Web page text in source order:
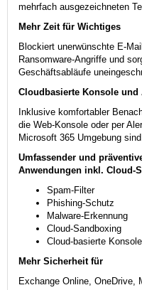
mehrfach ausgezeichneten
Mehr Zeit für Wichtiges
Blockiert unerwünschte E-
Ransomware-Angriffe und
Geschäftsabläufe
Cloudbasierte Konsole und
Inklusive komfortabler
die Web-Konsole oder per
Microsoft 365 Umgebung
Umfassender und
Anwendungen inkl. Cloud-
Spam-Filter
Phishing-Schutz
Malware-Erkennung
Cloud-Sandboxing
Cloud-basierte Konsole
Mehr Sicherheit für
Exchange Online, OneDrive,